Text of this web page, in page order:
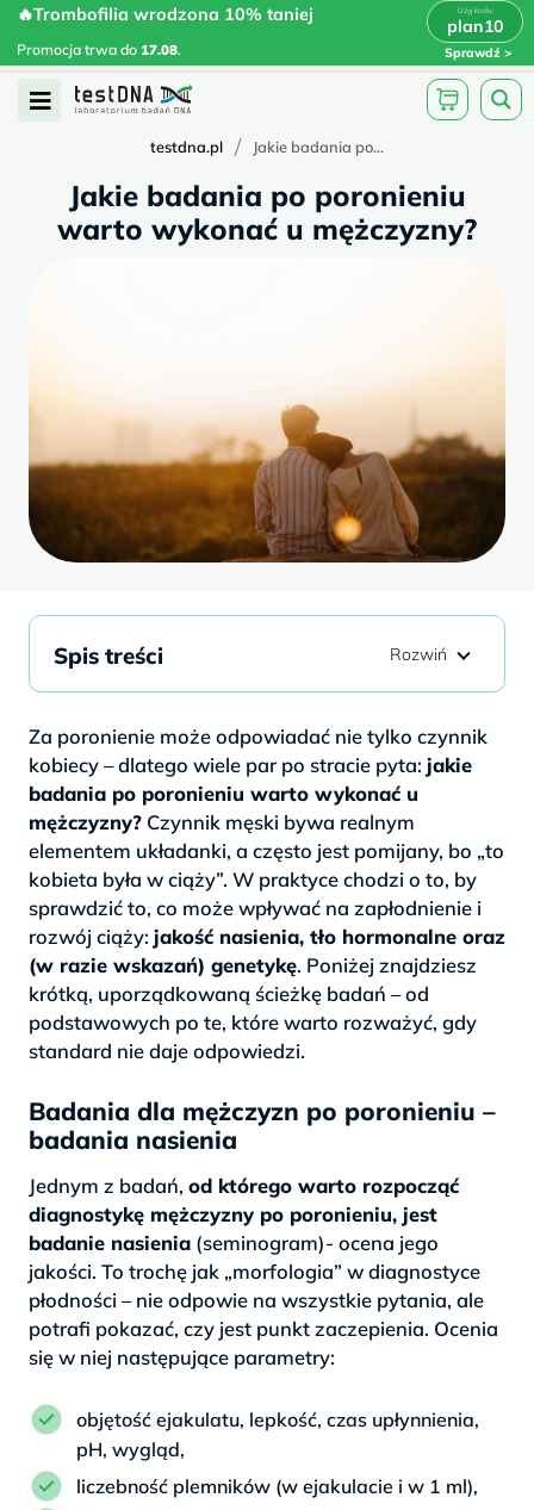
Skip
content
🔥Trombofilia wrodzona 10% taniej
Promocja trwa do 17.08.
plan10
Sprawdź
🔥Trombofilia wrodzona 10% taniej
plan10 x
Open
testdna.pl / Jakie badania po...
Jakie badania po poronieniu
warto wykonać u mężczyzny?
Za poronienie może odpowiadać nie tylko czynnik
kobiecy – dlatego wiele par po stracie pyta: jakie
badania po poronieniu warto wykonać u
mężczyzny? Czynnik męski bywa realnym
elementem układanki, a często jest pomijany, bo „to
kobieta była w ciąży”. W praktyce chodzi o to, by
sprawdzić to, co może wpływać na zapłodnienie i
rozwój ciąży: jakość nasienia, tło hormonalne oraz
(w razie wskazań) genetykę. Poniżej znajdziesz
krótką, uporządkowaną ścieżkę badań – od
podstawowych po te, które warto rozważyć, gdy
standard nie daje odpowiedzi.
Badania dla mężczyzn po poronieniu –
badania nasienia
Jednym z badań, od którego warto rozpocząć
diagnostykę mężczyzny po poronieniu, jest
badanie nasienia (seminogram)- ocena jego
jakości. To trochę jak „morfologia” w diagnostyce
płodności – nie odpowie na wszystkie pytania, ale
potrafi pokazać, czy jest punkt zaczepienia. Ocenia
się w niej następujące parametry:
objętość ejakulatu, lepkość, czas upłynnienia,
pH, wygląd,
liczebność plemników (w ejakulacie i w 1 ml),
Spis treści